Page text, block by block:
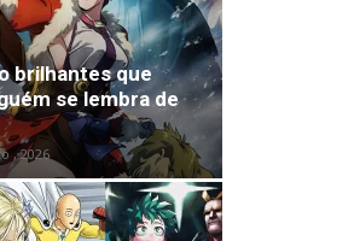
brilhantes que
se lembra de
, 2026